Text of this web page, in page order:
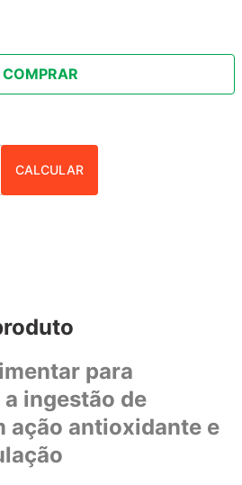
COMPRAR
para
ingestão de
ação antioxidante e